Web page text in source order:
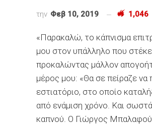
την Φεβ 10, 2019 1,046
«Παρακαλώ, το κάπνισμα
μου στον υπάλληλο που
προκαλώντας μάλλον
μέρος μου: «Θα σε πείραζε
εστιατόριο, στο οποίο
από ενάμιση χρόνο. Και
καπνού. Ο Γιώργος